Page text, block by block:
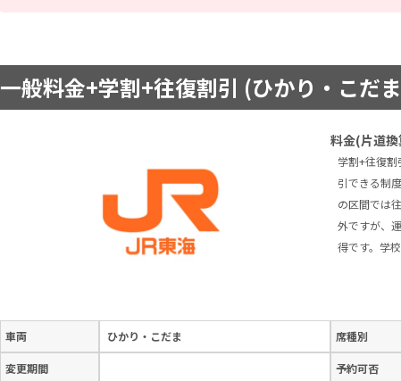
一般料金+学割+往復割引 (ひかり・こだ
料金(片道換
学割+往復
引できる制
の区間では
外ですが、
得です。学
車両 ひかり・こだま 席種別
変更期間 予約可否